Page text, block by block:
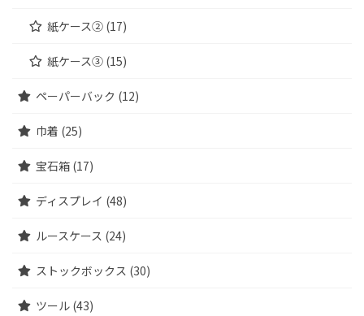
紙ケース② (17)
紙ケース③ (15)
ペーパーバック (12)
巾着 (25)
宝石箱 (17)
ディスプレイ (48)
ルースケース (24)
ストックボックス (30)
ツール (43)